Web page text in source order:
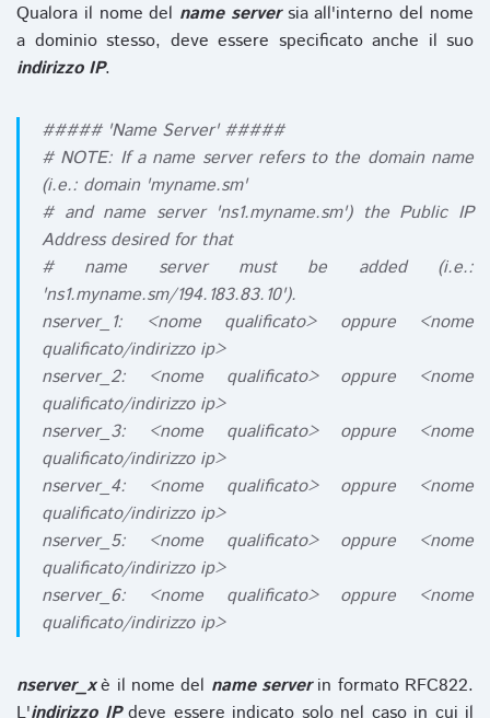
Qualora il nome del name serversia all'interno del nome
a dominio stesso, deve essere specificato anche il suo
indirizzo IP.
##### 'Name Server' #####
# NOTE: If a name server refers to the domain name
(i.e.: domain 'myname.sm'
# and name server 'ns1.myname.sm') the Public IP
Address desired for that
# name server must be added (i.e.:
'ns1.myname.sm/194.183.83.10').
nserver_1: <nome qualificato> oppure <nome
qualificato/indirizzo ip>
nserver_2: <nome qualificato> oppure <nome
qualificato/indirizzo ip>
nserver_3: <nome qualificato> oppure <nome
qualificato/indirizzo ip>
nserver_4: <nome qualificato> oppure <nome
qualificato/indirizzo ip>
nserver_5: <nome qualificato> oppure <nome
qualificato/indirizzo ip>
nserver_6: <nome qualificato> oppure <nome
qualificato/indirizzo ip>
nserver_xè il nome del name serverin formato RFC822.